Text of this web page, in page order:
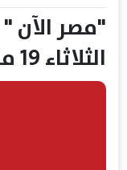
"مصر الآن
الثلاثاء 19 مايو 2026